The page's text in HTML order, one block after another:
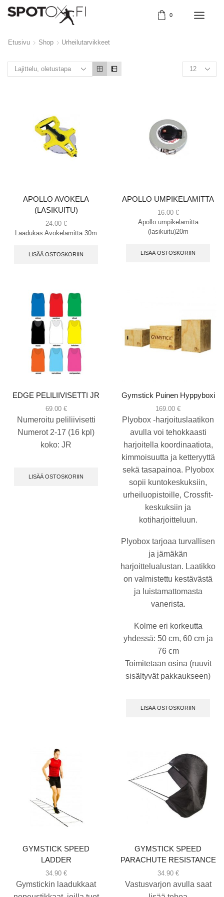
0
Etusivu Shop Urheilutarvikkeet
APOLLO AVOKELA
(LASIKUITU)
24.00 €
Laadukas Avokelamitta 30m
LISÄÄ OSTOSKORIIN
APOLLO UMPIKELAMITTA
16.00 €
Apollo umpikelamitta
(lasikuitu)20m
LISÄÄ OSTOSKORIIN
EDGE PELILIIVISETTI JR
69.00 €
Numeroitu peliliivisetti
Numerot 2-17 (16 kpl)
koko: JR
LISÄÄ OSTOSKORIIN
Gymstick Puinen Hyppyboxi
169.00 €
Plyobox -harjoituslaatikon
avulla voi tehokkaasti
harjoitella koordinaatiota,
kimmoisuutta ja ketteryyttä
sekä tasapainoa. Plyobox
sopii kuntokeskuksiin,
urheiluopistoille, Crossfit-
keskuksiin ja
kotiharjoitteluun.
Plyobox tarjoaa turvallisen
ja jämäkän
harjoittelualustan. Laatikko
on valmistettu kestävästä
ja luistamattomasta
vanerista.
Kolme eri korkeutta
yhdessä: 50 cm, 60 cm ja
76 cm
Toimitetaan osina (ruuvit
sisältyvät pakkaukseen)
LISÄÄ OSTOSKORIIN
GYMSTICK SPEED
LADDER
34.90 €
Gymstickin laadukkaat
GYMSTICK SPEED
PARACHUTE RESISTANCE
34.90 €
Vastusvarjon avulla saat